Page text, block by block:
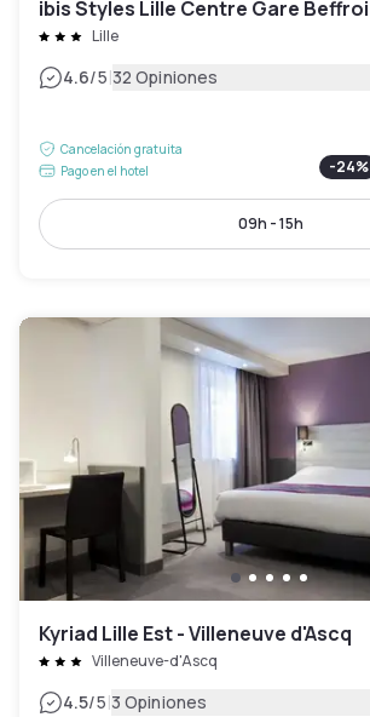
ibis Styles Lille Centre Gare Beffroi
Lille
4.6/5|32 Opiniones
Cancelación gratuita
Pago en el hotel
-24%
09h - 15h
Kyriad Lille Est - Villeneuve d'Ascq
Villeneuve-d'Ascq
4.5/5|3 Opiniones